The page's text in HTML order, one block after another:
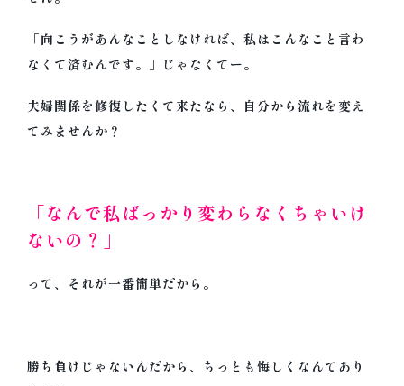
「向こうがあんなことしなければ、私はこんなこと言わ
なくて済むんです。」じゃなくてー。
夫婦関係を修復したくて来たなら、自分から流れを変え
てみませんか？
「なんで私ばっかり変わらなくちゃいけ
ないの？」
って、それが一番簡単だから。
勝ち負けじゃないんだから、ちっとも悔しくなんてあり